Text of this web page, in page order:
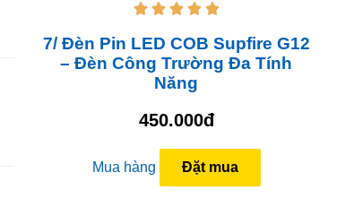
    
7/ Đèn Pin LED COB Supfire G12
– Đèn Công Trường Đa Tính
Năng
450.000đ
Mua hàng Đặt mua